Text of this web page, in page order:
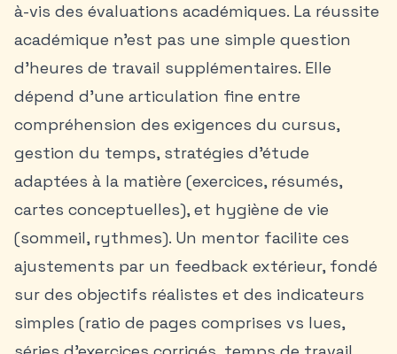
à-vis des évaluations académiques. La réussite
académique n’est pas une simple question
d’heures de travail supplémentaires. Elle
dépend d’une articulation fine entre
compréhension des exigences du cursus,
gestion du temps, stratégies d’étude
adaptées à la matière (exercices, résumés,
cartes conceptuelles), et hygiène de vie
(sommeil, rythmes). Un mentor facilite ces
ajustements par un feedback extérieur, fondé
sur des objectifs réalistes et des indicateurs
simples (ratio de pages comprises vs lues,